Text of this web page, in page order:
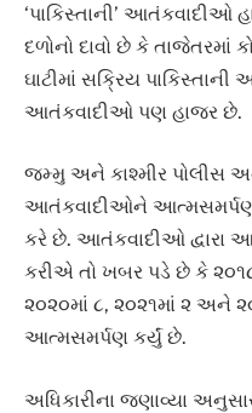
‘પાકિસ્તાની’
દળોનો દાવો છે કે તાજેતરમાં
ઘાટીમાં સક્રિય
આતંકવાદીઓ પણ હાજર છે.
જમ્મુ અને કાશ્મીર પોલીસ
આતંકવાદીઓને આત્મસમર્પણ
કરે છે. આતંકવાદીઓ દ્વારા
કરીએ તો ખબર પડે છે કે
૨૦૨૦માં ૮, ૨૦૨૧માં ૨ અને
આત્મસમર્પણ કર્યું છે.
અધિકારીના જણાવ્યા